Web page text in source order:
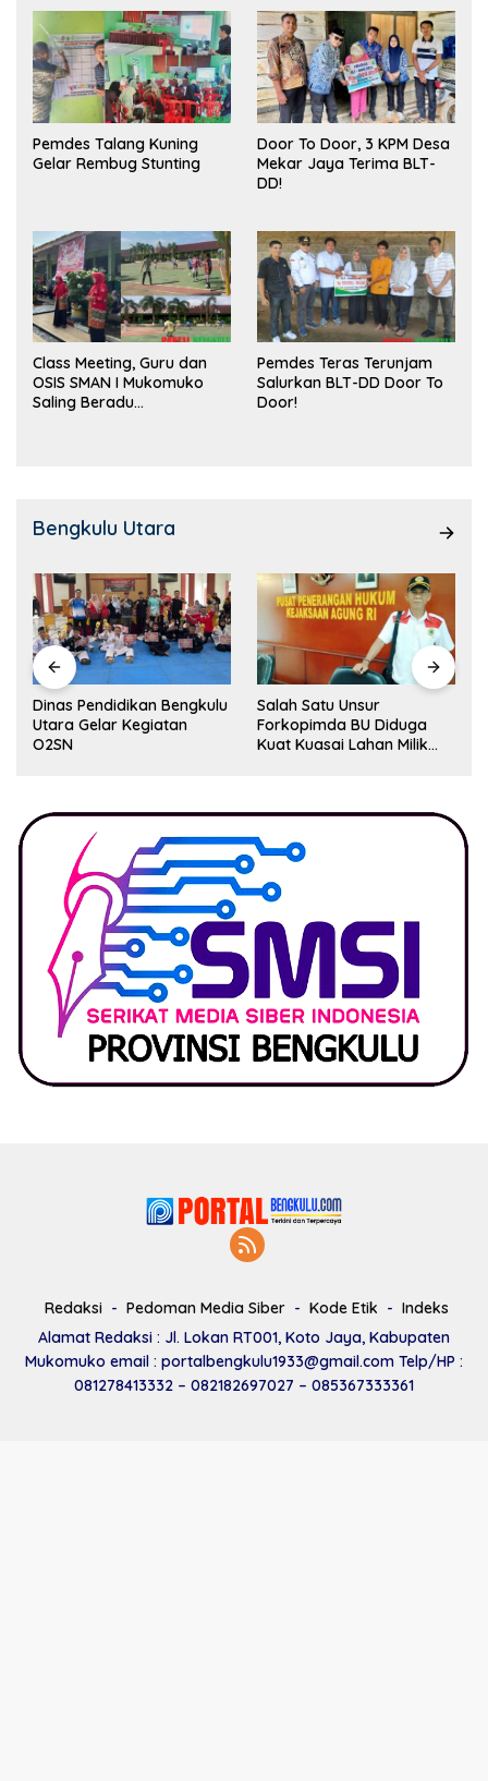
Pasar
Pemdes Talang Kuning
Gelar Rembug Stunting
Door To Door, 3 KPM Desa
Mekar Jaya Terima BLT-
DD!
Class Meeting, Guru dan
OSIS SMAN I Mukomuko
Saling Beradu
Pemdes Teras Terunjam
Salurkan BLT-DD Door To
Door!
Bengkulu Utara
Dinas Pendidikan Bengkulu
Utara Gelar Kegiatan
O2SN
Salah Satu Unsur
Forkopimda BU Diduga
Kuat Kuasai Lahan Milik
Redaksi Pedoman Media Siber Kode Etik
Indeks
Alamat Redaksi : Jl. Lokan RT001, Koto Jaya, Kabupaten
Mukomuko email : portalbengkulu1933@gmail.com Telp/HP :
081278413332 – 082182697027 – 085367333361